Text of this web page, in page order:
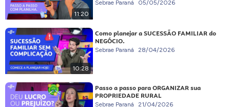
11:20
Sebrae Paraná 05/05/2026
10:28
Como planejar a SUCESSÃO FAMILIAR do
NEGÓCIO.
Sebrae Paraná 28/04/2026
Passo a passo para ORGANIZAR sua
PROPRIEDADE RURAL
Sebrae Paraná 21/04/2026